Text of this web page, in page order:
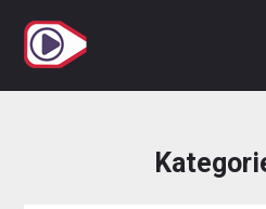
Inhalt
springen